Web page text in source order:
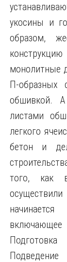
укосины и
образом,
монолитные
П-образных
обшивкой.
листами
легкого
бетон и
того, как